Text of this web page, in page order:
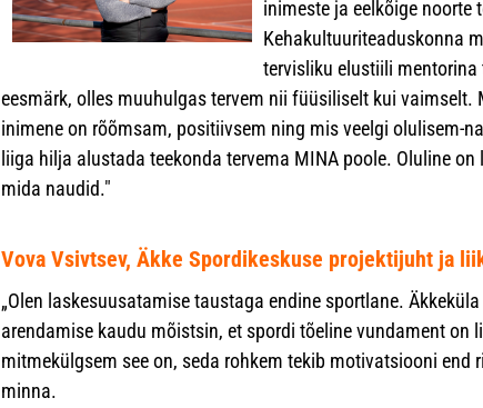
inimeste ja eelkõige noorte
Kehakultuuriteaduskonna
tervisliku elustiili
eesmärk, olles muuhulgas tervem nii füüsiliselt kui
inimene on rõõmsam, positiivsem ning mis veelgi olulisem-
liiga hilja alustada teekonda tervema MINA poole. Oluline
mida naudid."
Vova Vsivtsev, Äkke Spordikeskuse projektijuht ja
„Olen laskesuusatamise taustaga endine sportlane.
arendamise kaudu mõistsin, et spordi tõeline vundament on
mitmekülgsem see on, seda rohkem tekib motivatsiooni end
minna.